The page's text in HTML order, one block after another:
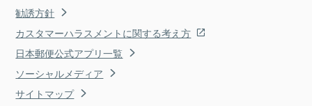
勧誘方針
カスタマーハラスメントに関する考え方
日本郵便公式アプリ一覧
ソーシャルメディア
サイトマップ